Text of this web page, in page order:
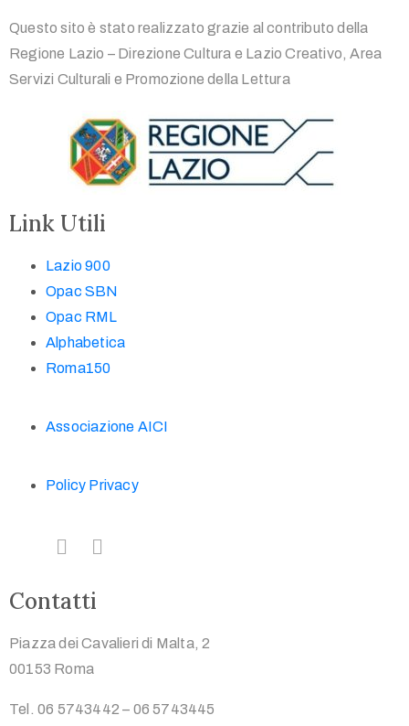
Questo sito è stato realizzato grazie al contributo della
Regione Lazio – Direzione Cultura e Lazio Creativo, Area
Servizi Culturali e Promozione della Lettura
Link Utili
Lazio 900
Opac SBN
Opac RML
Alphabetica
Roma150
Associazione AICI
Policy Privacy
Contatti
Piazza dei Cavalieri di Malta, 2
00153 Roma
Tel. 06 5743442 – 06 5743445